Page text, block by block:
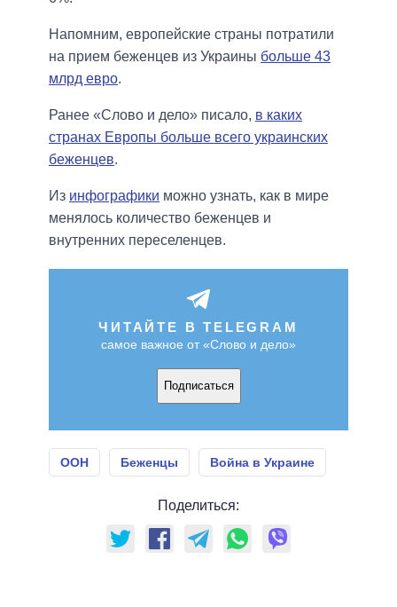
Напомним, европейские страны потратили
на прием беженцев из Украины больше 43
млрд евро.
Ранее «Слово и дело» писало, в каких
странах Европы больше всего украинских
беженцев.
Из инфографики можно узнать, как в мире
менялось количество беженцев и
внутренних переселенцев.
ЧИТАЙТЕ В TELEGRAM
самое важное от «Слово и дело»
Подписаться
ООН Беженцы Война в Украине
Поделиться: